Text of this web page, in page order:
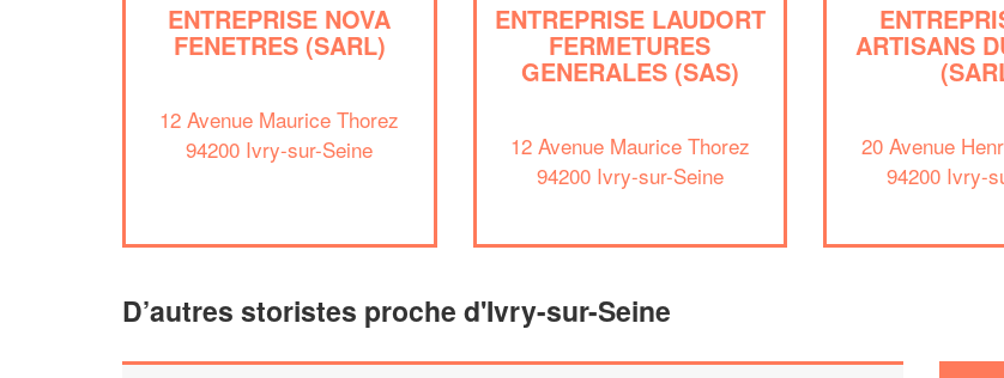
ENTREPRISE NOVA
FENETRES (SARL)
12 Avenue Maurice Thorez
94200 Ivry-sur-Seine
ENTREPRISE LAUDORT
FERMETURES
GENERALES (SAS)
12 Avenue Maurice Thorez
94200 Ivry-sur-Seine
ARTISANS
20 Avenue
94200 Ivry-
D’autres storistes proche d'Ivry-sur-Seine